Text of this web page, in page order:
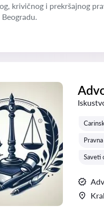
krivičnog i prekršajnog
Saveti